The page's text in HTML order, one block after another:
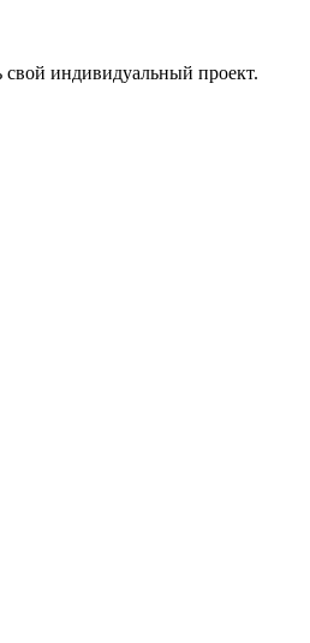
свой индивидуальный проект.